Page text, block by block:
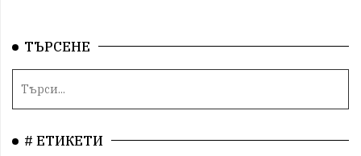
ТЪРСЕНЕ
# ЕТИКЕТИ